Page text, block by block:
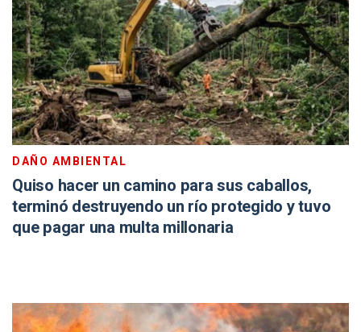
DAÑO AMBIENTAL
Quiso hacer un camino para sus caballos,
terminó destruyendo un río protegido y tuvo
que pagar una multa millonaria